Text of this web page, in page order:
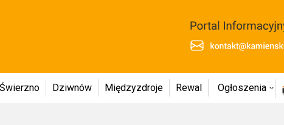
Świerzno Dziwnów Międzyzdroje Rewal Ogłoszenia